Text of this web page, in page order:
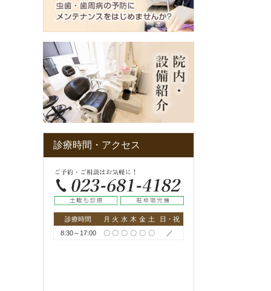
診療時間・アクセス
診療時間 月 火 水 木 金 土
日・祝
8:30～17:00
〇 〇 〇 〇 〇 〇 ／